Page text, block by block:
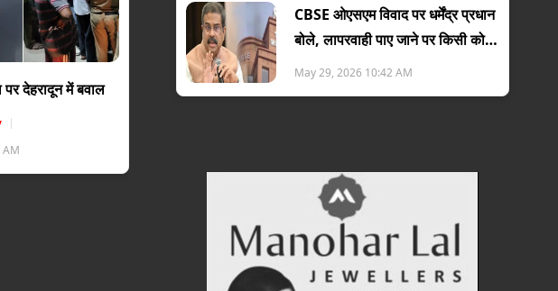
देहरादून में बवाल
AM
गोल्ड के खेल से टेंशन में ट्रंप यूएस-ईरान डील पर
CBSE ओएसएम विवाद पर धर्मेंद्र प्रधान
बोले, लापरवाही पाए जाने पर किसी को
नहीं बख्शूंग
May 29, 2026 10:42 AM